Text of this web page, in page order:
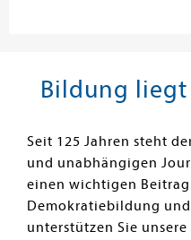
Bildung liegt
Seit 125 Jahren steht
und unabhängigen
einen wichtigen
Demokratiebildung
unterstützen Sie